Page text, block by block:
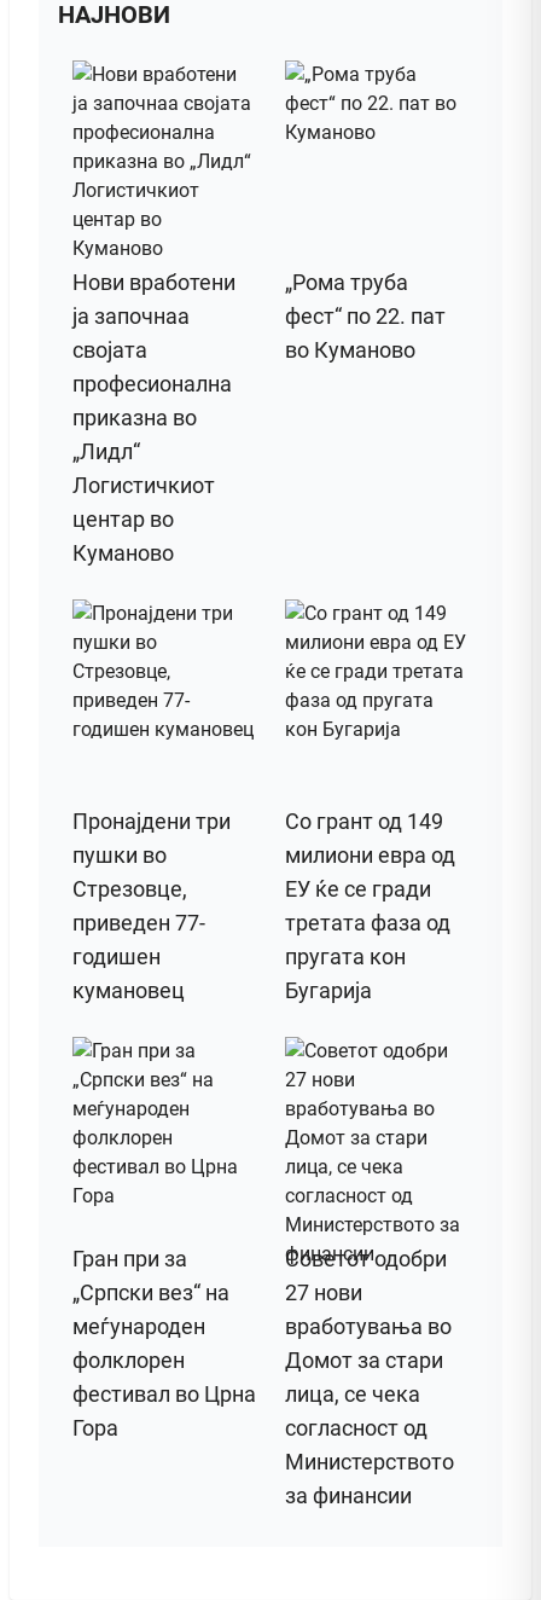
НАЈНОВИ
Нови вработени
ја започнаа
својата
професионална
приказна во
„Лидл“
Логистичкиот
центар во
Куманово
„Рома труба
фест“ по 22. пат
во Куманово
Пронајдени три
пушки во
Стрезовце,
приведен 77-
годишен
кумановец
Со грант од 149
милиони евра од
ЕУ ќе се гради
третата фаза од
пругата кон
Бугарија
Гран при за
„Српски вез“ на
меѓународен
фолклорен
фестивал во Црна
Гора
Советот одобри
27 нови
вработувања во
Домот за стари
лица, се чека
согласност од
Министерството
за финансии